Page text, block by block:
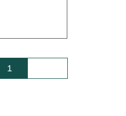
Seite
1